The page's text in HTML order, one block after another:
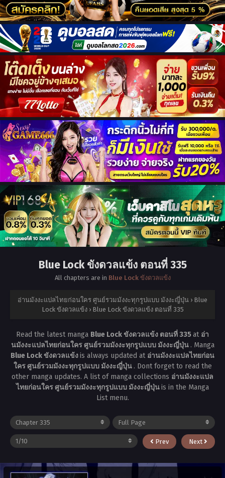
Blue Lock ขังดวลแข้ง ตอนที่ 335
All chapters are in Blue Lock ขังดวลแข้ง
อ่านมังงะแปลไทยก่อนใคร ศูนย์รวมมังงะทุกรูปแบบ มังงะญี่ปุ่น › Blue
Lock ขังดวลแข้ง › Blue Lock ขังดวลแข้ง ตอนที่ 335
Read the latest manga Blue Lock ขังดวลแข้ง ตอนที่ 335at อ่า
นมังงะแปลไทยก่อนใคร ศูนย์รวมมังงะทุกรูปแบบ มังงะญี่ปุ่น . Manga
Blue Lock ขังดวลแข้งis always updated at อ่านมังงะแปลไทยก่อน
ใคร ศูนย์รวมมังงะทุกรูปแบบ มังงะญี่ปุ่น . Dont forget to read the
other manga updates. A list of manga collections อ่านมังงะแปล
ไทยก่อนใคร ศูนย์รวมมังงะทุกรูปแบบ มังงะญี่ปุ่นis in the Manga
List menu.
Prev Next